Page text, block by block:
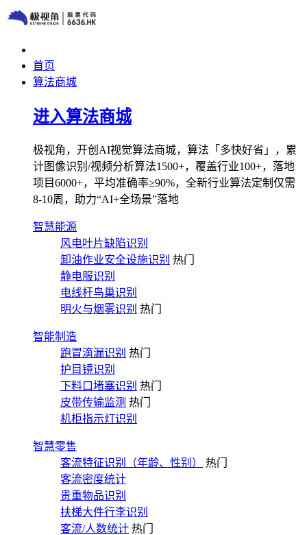
首页
算法商城
进入算法商城
极视角，开创AI视觉算法商城，算法「多快好省」，累
计图像识别/视频分析算法1500+，覆盖行业100+，落地
项目6000+，平均准确率≥90%，全新行业算法定制仅需
8-10周，助力“AI+全场景”落地
智慧能源
风电叶片缺陷识别
卸油作业安全设施识别 热门
静电服识别
电线杆鸟巢识别
明火与烟雾识别 热门
智能制造
跑冒滴漏识别 热门
护目镜识别
下料口堵塞识别 热门
皮带传输监测 热门
机柜指示灯识别
智慧零售
客流特征识别（年龄、性别）
热门
客流密度统计
贵重物品识别
扶梯大件行李识别
客流/人数统计 热门